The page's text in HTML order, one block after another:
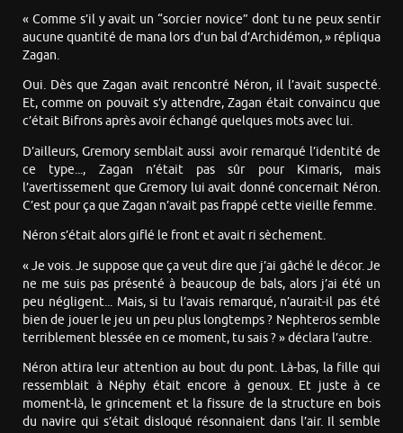
« Comme s’il y avait un “sorcier novice” dont tu ne peux sentir
aucune quantité de mana lors d’un bal d’Archidémon, » répliqua
Zagan.
Oui. Dès que Zagan avait rencontré Néron, il l’avait suspecté.
Et, comme on pouvait s’y attendre, Zagan était convaincu que
c’était Bifrons après avoir échangé quelques mots avec lui.
D’ailleurs, Gremory semblait aussi avoir remarqué l’identité de
ce type..., Zagan n’était pas sûr pour Kimaris, mais
l’avertissement que Gremory lui avait donné concernait Néron.
C’est pour ça que Zagan n’avait pas frappé cette vieille femme.
Néron s’était alors giflé le front et avait ri sèchement.
« Je vois. Je suppose que ça veut dire que j’ai gâché le décor. Je
ne me suis pas présenté à beaucoup de bals, alors j’ai été un
peu négligent... Mais, si tu l’avais remarqué, n’aurait-il pas été
bien de jouer le jeu un peu plus longtemps ? Nephteros semble
terriblement blessée en ce moment, tu sais ? » déclara l’autre.
Néron attira leur attention au bout du pont. Là-bas, la fille qui
ressemblait à Néphy était encore à genoux. Et juste à ce
moment-là, le grincement et la fissure de la structure en bois
du navire qui s’était disloqué résonnaient dans l’air. Il semble